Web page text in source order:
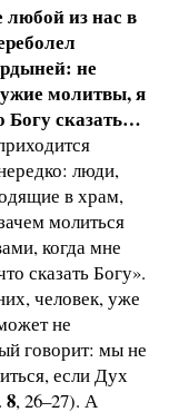
из нас в
не
молитвы, я
Богу сказать…
люди,
в храм,
молиться
когда мне
сказать Богу».
человек, уже
не
говорит: мы не
если Дух
8, 26–27). А